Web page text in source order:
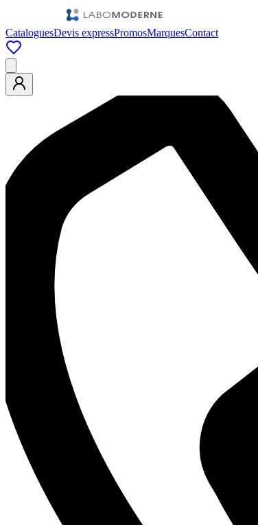
CataloguesDevis expressPromosMarquesContact